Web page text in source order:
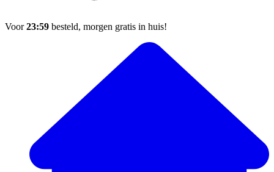
Voor23:59 besteld, morgen gratis in huis!